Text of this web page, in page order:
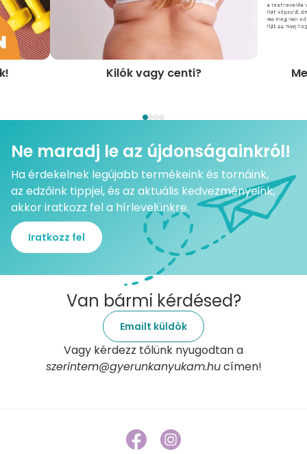
Kilók vagy centi?
Ne maradj le az újdonságainkról!
Ha érdekelnek legújabb termékeink és tornáink,
az edzőink tippjei, és az aktuális kedvezményeink,
akkor iratkozz fel a hírlevelünkre.
Iratkozz fel
Van bármi kérdésed?
Emailt küldök
Vagy kérdezz tőlünk nyugodtan a
szerintem@gyerunkanyukam.hucímen!